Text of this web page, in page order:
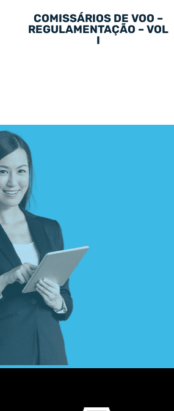
COMISSÁRIOS DE VOO –
REGULAMENTAÇÃO – VOL
I